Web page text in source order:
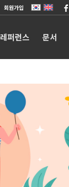
회원가입
레퍼런스 문서